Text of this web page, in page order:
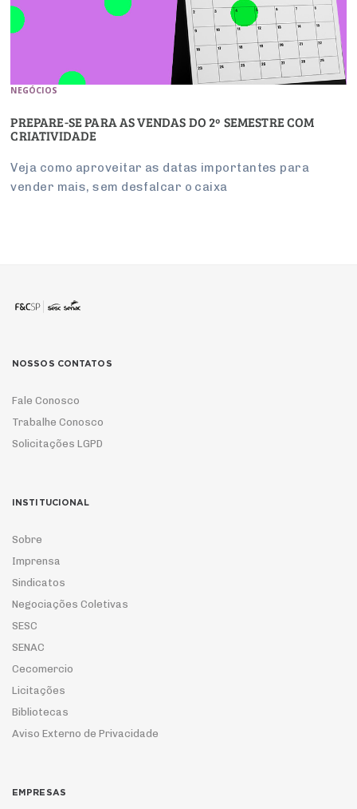
NEGÓCIOS
PREPARE-SE PARA AS VENDAS DO 2º SEMESTRE COM
CRIATIVIDADE
Veja como aproveitar as datas importantes para
vender mais, sem desfalcar o caixa
NOSSOS CONTATOS
Fale Conosco
Trabalhe Conosco
Solicitações LGPD
INSTITUCIONAL
Sobre
Imprensa
Sindicatos
Negociações Coletivas
SESC
SENAC
Cecomercio
Licitações
Bibliotecas
Aviso Externo de Privacidade
EMPRESAS